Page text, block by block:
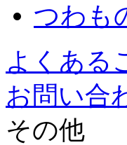
つわも
よくある
お問い合
その他